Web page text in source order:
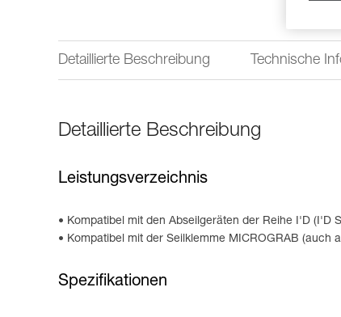
Detaillierte Beschreibung Technische
Detaillierte Beschreibung
Leistungsverzeichnis
Kompatibel mit den Abseilgeräten der Reihe I'D (I'D
Kompatibel mit der Seilklemme MICROGRAB (auch
Spezifikationen